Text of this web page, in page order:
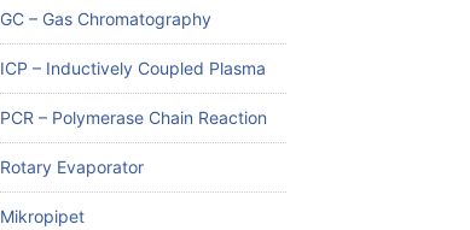
GC – Gas Chromatography
ICP – Inductively Coupled Plasma
PCR – Polymerase Chain Reaction
Rotary Evaporator
Mikropipet